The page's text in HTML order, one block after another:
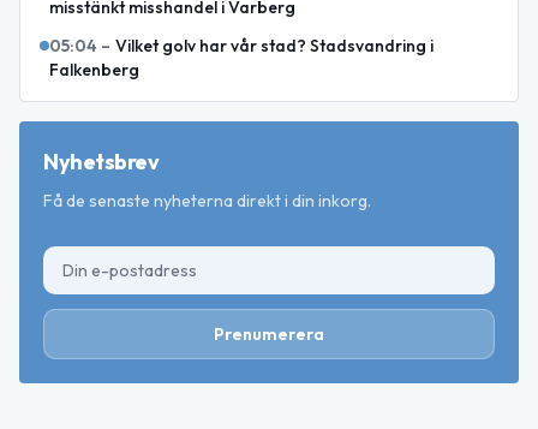
misstänkt misshandel i Varberg
05:04 – Vilket golv har vår stad? Stadsvandring i
Falkenberg
Nyhetsbrev
Få de senaste nyheterna direkt i din inkorg.
Prenumerera